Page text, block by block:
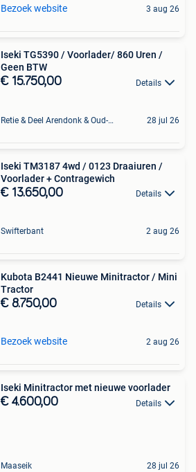
Bezoek website 3 aug 26
Iseki TG5390 / Voorlader/ 860 Uren /
Geen BTW
€ 15.750,00 Details
Retie & Deel Arendonk & Oud-Turnhout 28 jul 26
Iseki TM3187 4wd / 0123 Draaiuren /
Voorlader + Contragewich
€ 13.650,00 Details
Swifterbant 2 aug 26
Kubota B2441 Nieuwe Minitractor / Mini
Tractor
€ 8.750,00 Details
Bezoek website 2 aug 26
Iseki Minitractor met nieuwe voorlader
€ 4.600,00 Details
Maaseik 28 jul 26